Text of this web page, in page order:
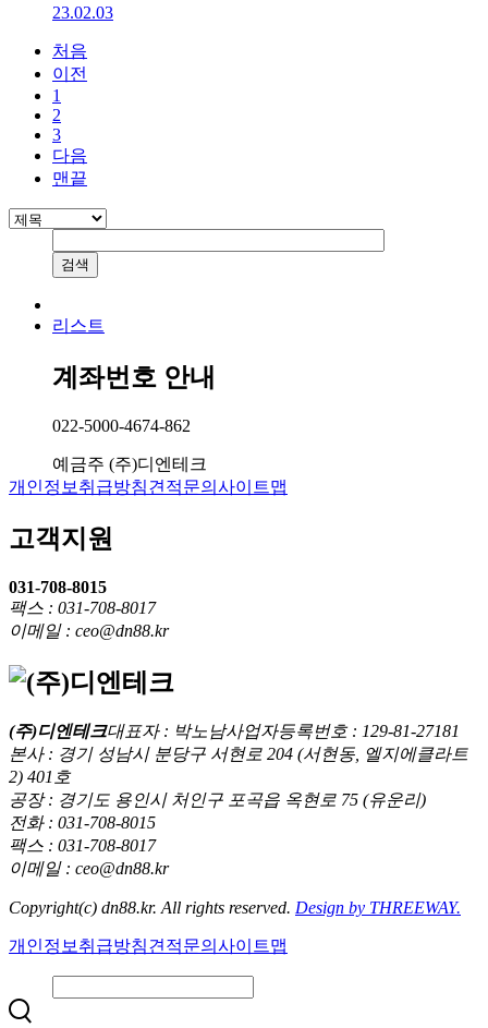
23.02.03
처음
이전
1
2
3
다음
맨끝
리스트
계좌번호 안내
022-5000-4674-862
예금주 (주)디엔테크
개인정보취급방침견적문의 사이트맵
고객지원
031-708-8015
팩스 : 031-708-8017
이메일 : ceo@dn88.kr
(주)디엔테크대표자 : 박노남사업자등록번호 : 129-81-27181
본사 : 경기 성남시 분당구 서현로 204 (서현동, 엘지에클라트
2) 401호
공장 : 경기도 용인시 처인구 포곡읍 옥현로 75 (유운리)
전화 : 031-708-8015
팩스 : 031-708-8017
이메일 : ceo@dn88.kr
Copyright(c) dn88.kr. All rights reserved. Design by THREEWAY.
개인정보취급방침견적문의 사이트맵